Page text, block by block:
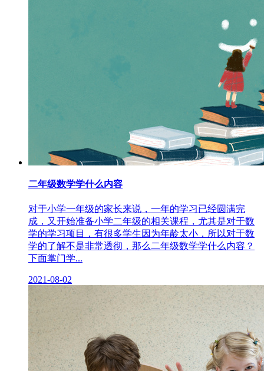
二年级数学学什么内容
对于小学一年级的家长来说，一年的学习已经圆满完
成，又开始准备小学二年级的相关课程，尤其是对于数
学的学习项目，有很多学生因为年龄太小，所以对于数
学的了解不是非常透彻，那么二年级数学学什么内容？
下面掌门学...
2021-08-02